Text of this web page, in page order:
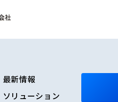
最新情報
ソリューション